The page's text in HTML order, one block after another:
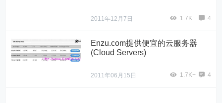
2011年12月7日 1.7K+ 4
Enzu.com提供便宜的云服务器
(Cloud Servers)
2011年06月15日 1.7K+ 4